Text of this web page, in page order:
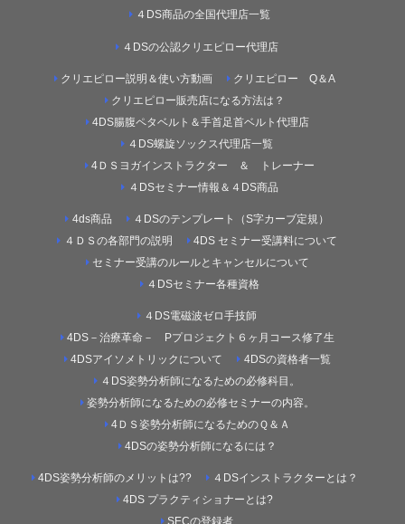
４DS商品の全国代理店一覧
４DSの公認クリエピロー代理店
クリエピロー説明＆使い方動画
クリエピロー Q＆A
クリエピロー販売店になる方法は？
4DS腸腹ペタベルト＆手首足首ベルト代理店
４DS螺旋ソックス代理店一覧
4ＤＳヨガインストラクター ＆ トレーナー
４DSセミナー情報＆４DS商品
4ds商品
４DSのテンプレート（S字カーブ定規）
４ＤＳの各部門の説明
4DS セミナー受講料について
セミナー受講のルールとキャンセルについて
４DSセミナー各種資格
４DS電磁波ゼロ手技師
4DS－治療革命－ Pプロジェクト６ヶ月コース修了生
4DSアイソメトリックについて
4DSの資格者一覧
４DS姿勢分析師になるための必修科目。
姿勢分析師になるための必修セミナーの内容。
4ＤＳ姿勢分析師になるためのＱ＆Ａ
4DSの姿勢分析師になるには？
4DS姿勢分析師のメリットは??
４DSインストラクターとは？
4DS プラクティショナーとは?
SECの登録者